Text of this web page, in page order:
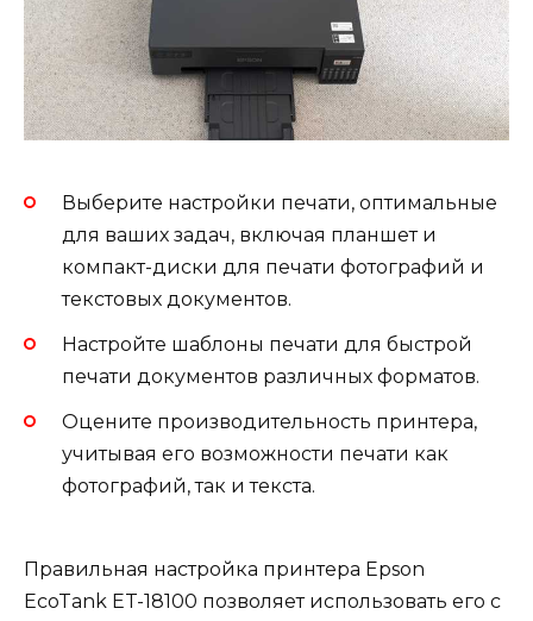
Выберите настройки печати, оптимальные
для ваших задач, включая планшет и
компакт-диски для печати фотографий и
текстовых документов.
Настройте шаблоны печати для быстрой
печати документов различных форматов.
Оцените производительность принтера,
учитывая его возможности печати как
фотографий, так и текста.
Правильная настройка принтера Epson
EcoTank ET-18100 позволяет использовать его с